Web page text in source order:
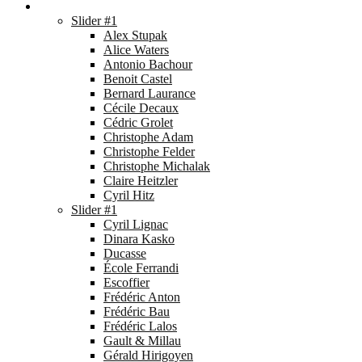
Slider #1
Alex Stupak
Alice Waters
Antonio Bachour
Benoit Castel
Bernard Laurance
Cécile Decaux
Cédric Grolet
Christophe Adam
Christophe Felder
Christophe Michalak
Claire Heitzler
Cyril Hitz
Slider #1
Cyril Lignac
Dinara Kasko
Ducasse
École Ferrandi
Escoffier
Frédéric Anton
Frédéric Bau
Frédéric Lalos
Gault & Millau
Gérald Hirigoyen